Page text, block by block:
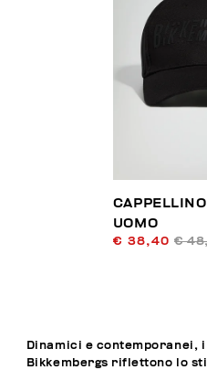
UOMO
€ 38,40 €
Dinamici e contemporanei, i
Bikkembergs riflettono lo